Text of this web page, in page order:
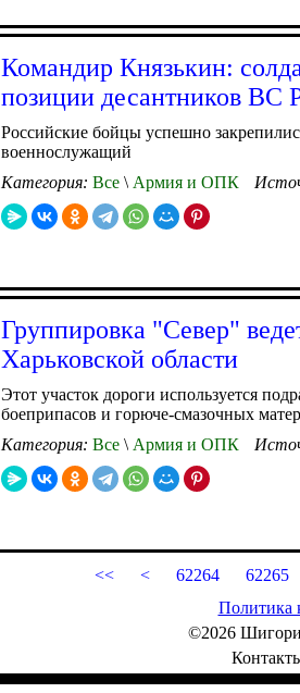
Командир Князькин:
позиции десантников ВС
Российские бойцы успешно
военнослужащий
Категория: Все \ Армия и ОПК
Группировка "Север"
Харьковской области
Этот участок дороги используется
боеприпасов и горюче-смазочных
Категория: Все \ Армия и ОПК
<< < 62264 62265
Политика
©2026